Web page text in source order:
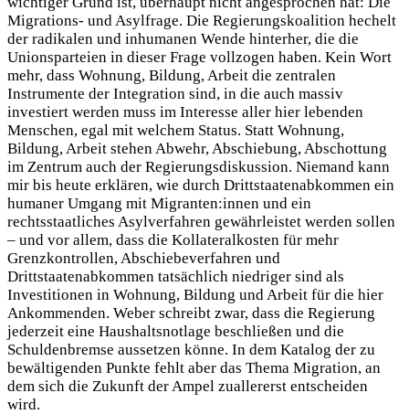
Migrations- und Asylfrage. Die Regierungskoalition hechelt
der radikalen und inhumanen Wende hinterher, die die
Unionsparteien in dieser Frage vollzogen haben. Kein Wort
mehr, dass Wohnung, Bildung, Arbeit die zentralen
Instrumente der Integration sind, in die auch massiv
investiert werden muss im Interesse aller hier lebenden
Menschen, egal mit welchem Status. Statt Wohnung,
Bildung, Arbeit stehen Abwehr, Abschiebung, Abschottung
im Zentrum auch der Regierungsdiskussion. Niemand kann
mir bis heute erklären, wie durch Drittstaatenabkommen ein
humaner Umgang mit Migranten:innen und ein
rechtsstaatliches Asylverfahren gewährleistet werden sollen
– und vor allem, dass die Kollateralkosten für mehr
Grenzkontrollen, Abschiebeverfahren und
Drittstaatenabkommen tatsächlich niedriger sind als
Investitionen in Wohnung, Bildung und Arbeit für die hier
Ankommenden. Weber schreibt zwar, dass die Regierung
jederzeit eine Haushaltsnotlage beschließen und die
Schuldenbremse aussetzen könne. In dem Katalog der zu
bewältigenden Punkte fehlt aber das Thema Migration, an
dem sich die Zukunft der Ampel zuallererst entscheiden
wird.